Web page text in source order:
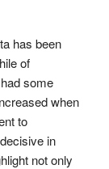
has been
of
some
when
to
in
not only